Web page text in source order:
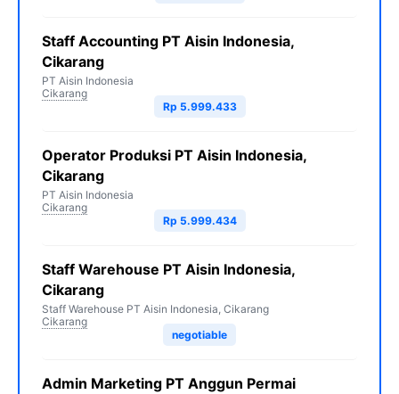
Staff Accounting PT Aisin Indonesia,
Cikarang
PT Aisin Indonesia
Cikarang
Rp 5.999.433
Operator Produksi PT Aisin Indonesia,
Cikarang
PT Aisin Indonesia
Cikarang
Rp 5.999.434
Staff Warehouse PT Aisin Indonesia,
Cikarang
Staff Warehouse PT Aisin Indonesia, Cikarang
Cikarang
negotiable
Admin Marketing PT Anggun Permai